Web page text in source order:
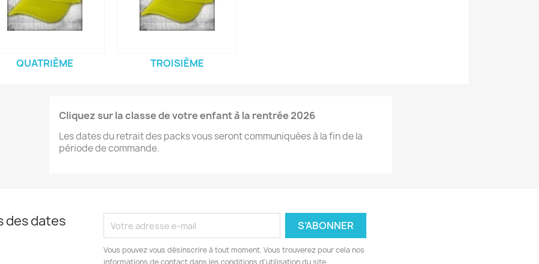
QUATRIÈME TROISIÈME
Cliquez sur la classe de votre enfant à la rentrée 2026
Les dates du retrait des packs vous seront communiquées à la fin de la
période de commande.
des dates
Vous pouvez vous désinscrire à tout moment. Vous trouverez pour cela nos
informations de contact dans les conditions d'utilisation du site.